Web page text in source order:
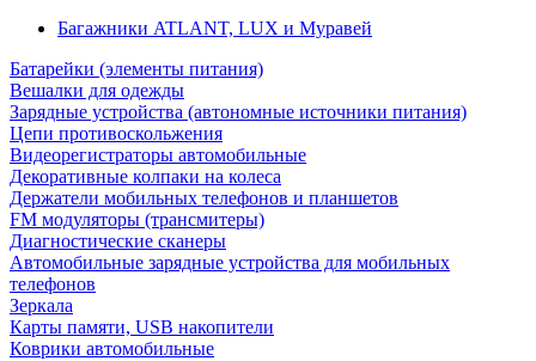
Багажники ATLANT, LUX и Муравей
Батарейки (элементы питания)
Вешалки для одежды
Зарядные устройства (автономные источники питания)
Цепи противоскольжения
Видеорегистраторы автомобильные
Декоративные колпаки на колеса
Держатели мобильных телефонов и планшетов
FM модуляторы (трансмитеры)
Диагностические сканеры
Автомобильные зарядные устройства для мобильных
телефонов
Зеркала
Карты памяти, USB накопители
Коврики автомобильные